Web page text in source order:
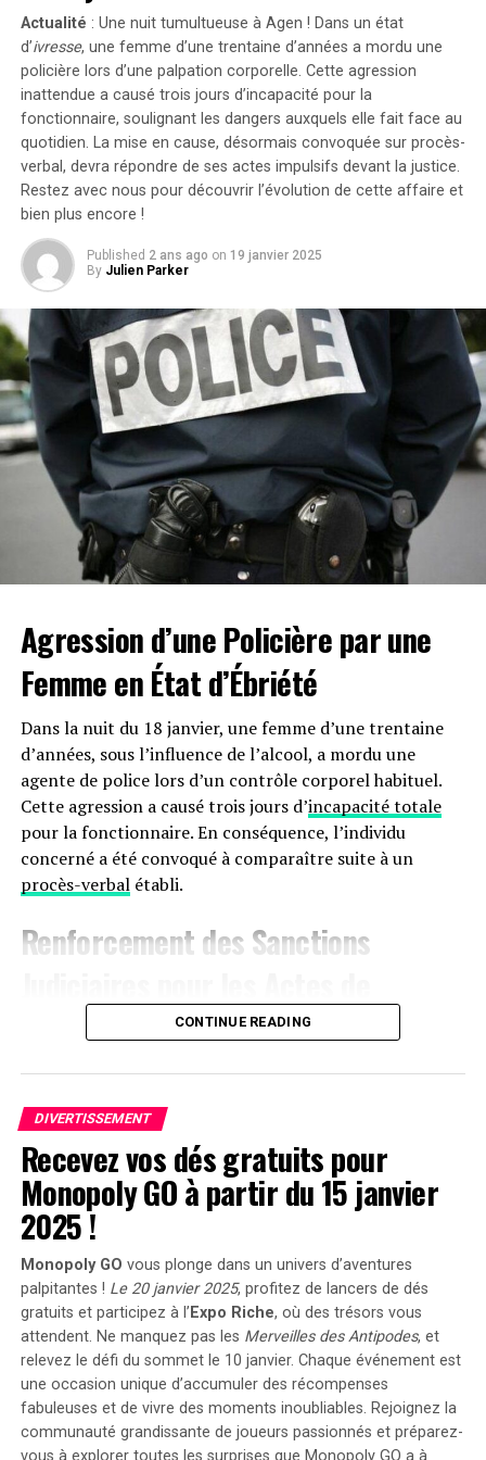
« Elle cherche simplement à tirer profit d’un travail
qu’elle n’a pas conçu », a affirmé l’avocate Brittany
Amadi lors du procès.En 2020, une première plainte
avait été rejetée ; néanmoins, la cour d’appel avait
rouvert l’affaire en considérant qu’il existait un débat
légitime concernant les « similarités substantielles »
entre les deux œuvres.Cette affaire soulève des
questions cruciales sur l’originalité dans le secteur
cinématographique et pourrait avoir des conséquences
significatives sur les droits d’auteur et la propriété
Actualité : Une nuit tumultueuse à Agen ! Dans un état
d’ivresse, une femme d’une trentaine d’années a mordu une
policière lors d’une palpation corporelle. Cette agression
inattendue a causé trois jours d’incapacité pour la
fonctionnaire, soulignant les dangers auxquels elle fait face au
quotidien. La mise en cause, désormais convoquée sur procès-
verbal, devra répondre de ses actes impulsifs devant la justice.
Restez avec nous pour découvrir l’évolution de cette affaire et
bien plus encore !
Published 2 ans ago on 19 janvier 2025
By Julien Parker
Agression d’une Policière par une
Femme en État d’Ébriété
Dans la nuit du 18 janvier, une femme d’une trentaine
d’années, sous l’influence de l’alcool, a mordu une
agente de police lors d’un contrôle corporel habituel.
Cette agression a causé trois jours d’incapacité totale
pour la fonctionnaire. En conséquence, l’individu
concerné a été convoqué à comparaître suite à un
procès-verbalétabli.
Renforcement des Sanctions
Violence àAgen
Le 17 janvier aux alentours de 22 heures, une dispute
impliquant trois hommes. L’un des participants, avec
des marques visibles sur son manteau, a déclaré avoir
été attaqué au couteau par les deux autres. Ces derniers
ont rejeté les accusations lors de leur interrogatoire.
Déjà sous le coup d’une obligation de quitter le
territoire (OQTF), ils ont reçu une nouvelle OQTF
accompagnée d’une assignation à résidence. La victime
n’a pas porté plainte et était introuvable à son domicile.
Affrontements et Tentative de Vol :
Comparution au Tribunal en Avril
Un autre incident s’est produit à Villeneuve-sur-Lot où
CONTINUE READING
DIVERTISSEMENT
Recevez vos dés gratuits pour
Monopoly GO à partir du 15 janvier
2025 !
Monopoly GO vous plonge dans un univers d’aventures
palpitantes ! Le 20 janvier 2025, profitez de lancers de dés
gratuits et participez à l’ Expo Riche, où des trésors vous
attendent. Ne manquez pas les Merveilles des Antipodes, et
relevez le défi du sommet le 10 janvier. Chaque événement est
une occasion unique d’accumuler des récompenses
fabuleuses et de vivre des moments inoubliables. Rejoignez la
communauté grandissante de joueurs passionnés et préparez-
vous à explorer toutes les surprises que Monopoly GO a à